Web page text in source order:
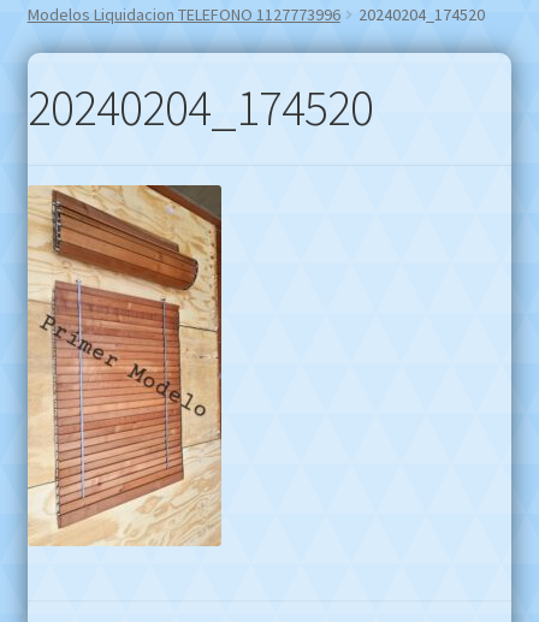
Modelos Liquidacion TELEFONO 1127773996
20240204_174520
20240204_174520